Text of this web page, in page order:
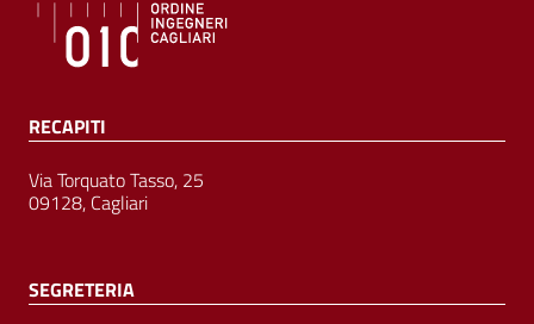
RECAPITI
Via Torquato Tasso, 25
09128, Cagliari
SEGRETERIA